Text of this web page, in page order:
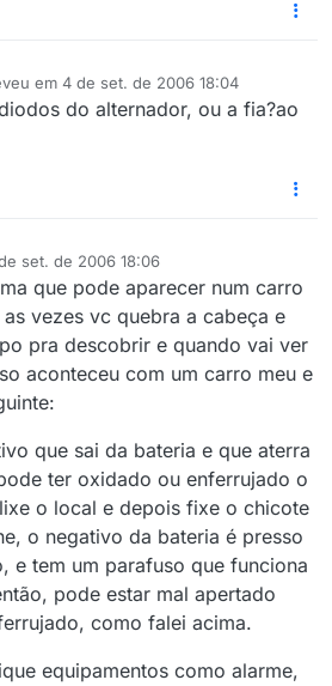
em 4 de set. de 2006 18:04
edição por
do alternador, ou a fia?ao
set. de 2006 18:06
que pode aparecer num carro
vezes vc quebra a cabeça e
pra descobrir e quando vai ver
aconteceu com um carro meu e
que sai da bateria e que aterra
ter oxidado ou enferrujado o
o local e depois fixe o chicote
o negativo da bateria é presso
e tem um parafuso que funciona
pode estar mal apertado
como falei acima.
equipamentos como alarme,